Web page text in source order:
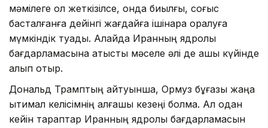
мәмілеге қол жеткізілсе, онда биылғы, соғыс
басталғанға дейінгі жағдайға ішінара оралуға
мүмкіндік туады. Алайда Иранның ядролық
бағдарламасына қатысты мәселе әлі де ашық күйінде
қалып отыр.
Дональд Трамптың айтуынша, Ормуз бұғазы жаңа
ықтимал келісімнің алғашқы кезеңі болмақ. Ал одан
кейін тараптар Иранның ядролық бағдарламасын